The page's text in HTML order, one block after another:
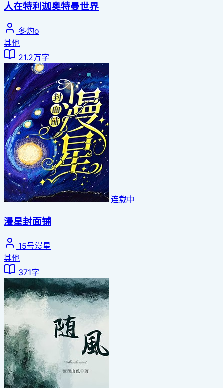
人在特利迦奥特曼世界
冬灼o
其他
21.2万字
连载中
漫星封面铺
15号漫星
其他
371字